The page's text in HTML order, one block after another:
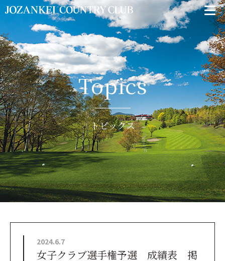
Topics
トピックス
2024.6.7
女子クラブ選手権予選 成績表 掲